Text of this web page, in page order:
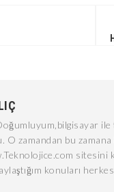
ile
O zamandan bu
sitesini
konuları